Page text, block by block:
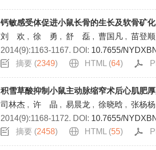
钙敏感受体促进小鼠长骨的生长及软骨矿化
刘 欢 , 徐 勇 , 舒 磊 , 曹国凡 , 苗登顺
2014(9):1163-1167. DOI: 10.7655/
摘要 (2349) HTML (64)
积雪草酸抑制小鼠主动脉缩窄术后心肌肥
司林杰 , 许 晶 , 易晨龙 , 徐晓晗 , 张杨杨
2014(9):1168-1172. DOI: 10.7655/
摘要 (2458) HTML (55)